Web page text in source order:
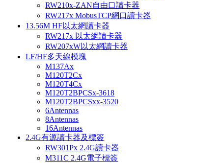
RW210x-ZAN自由口讀卡器
RW217x MobusTCP網口讀卡器
13.56M HF以太網讀卡器
RW217x 以太網讀卡器
RW207xW以太網讀卡器
LF/HF多天線模塊
M137Ax
M120T2Cx
M120T4Cx
M120T2BPCSx-3618
M120T2BPCSxx-3520
6Antennas
8Antennas
16Antennas
2.4G有源讀卡器及標簽
RW301Px 2.4G讀卡器
M311C 2.4G電子標簽